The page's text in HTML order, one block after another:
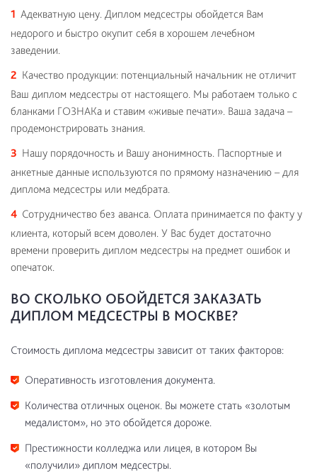
Адекватную цену. Диплом медсестры обойдется Вам
недорого и быстро окупит себя в хорошем лечебном
заведении.
Качество продукции: потенциальный начальник не отличит
Ваш диплом медсестры от настоящего. Мы работаем только с
бланками ГОЗНАКа и ставим «живые печати». Ваша задача –
продемонстрировать знания.
Нашу порядочность и Вашу анонимность. Паспортные и
анкетные данные используются по прямому назначению – для
диплома медсестры или медбрата.
Сотрудничество без аванса. Оплата принимается по факту у
клиента, который всем доволен. У Вас будет достаточно
времени проверить диплом медсестры на предмет ошибок и
опечаток.
ВО СКОЛЬКО ОБОЙДЕТСЯ ЗАКАЗАТЬ
ДИПЛОМ МЕДСЕСТРЫ В МОСКВЕ?
Стоимость диплома медсестры зависит от таких факторов:
Оперативность изготовления документа.
Количества отличных оценок. Вы можете стать «золотым
медалистом», но это обойдется дороже.
Престижности колледжа или лицея, в котором Вы
«получили» диплом медсестры.